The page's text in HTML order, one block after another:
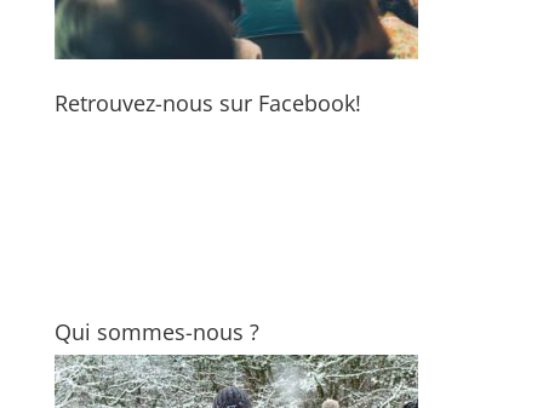
Retrouvez-nous sur Facebook!
Qui sommes-nous ?